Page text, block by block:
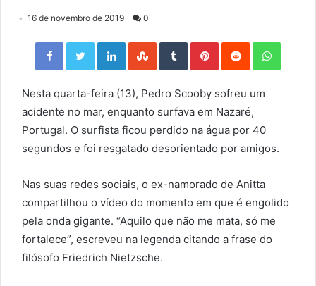
16 de novembro de 2019 0
Facebook Twitter LinkedIn StumbleUpon Tumblr Pinterest Reddit
Nesta quarta-feira (13), Pedro Scooby sofreu um
acidente no mar, enquanto surfava em Nazaré,
Portugal. O surfista ficou perdido na água por 40
segundos e foi resgatado desorientado por amigos.
Nas suas redes sociais, o ex-namorado de Anitta
compartilhou o vídeo do momento em que é engolido
pela onda gigante. “Aquilo que não me mata, só me
fortalece”, escreveu na legenda citando a frase do
filósofo Friedrich Nietzsche.